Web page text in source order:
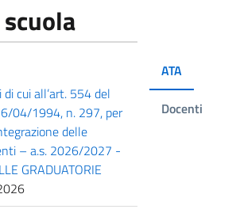
ATA
Docenti
cui all’art. 554 del
04/1994, n. 297, per
delle
– a.s. 2026/2027 -
GRADUATORIE